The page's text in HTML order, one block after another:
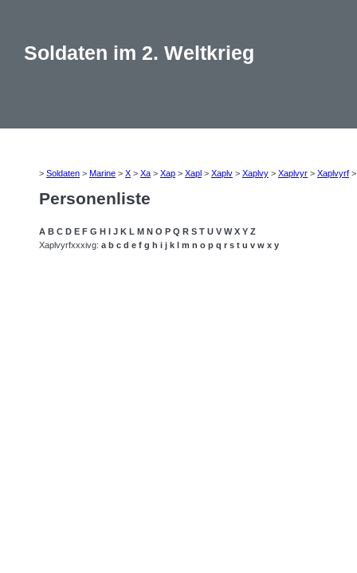
Soldaten im 2. Weltkrieg
> Soldaten > Marine > X > Xa > Xap > Xapl > Xaplv > Xaplvy > Xaplvyr > Xaplvyrf
Personenliste
A B C D E F G H I J K L M N O P Q R S T U V W X Y Z
Xaplvyrfxxxivg: a b c d e f g h i j k l m n o p q r s t u v w x y